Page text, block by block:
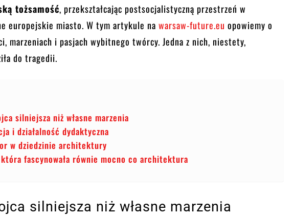
tożsamość, przekształcając postsocjalistyczną przestrzeń w
europejskie miasto. W tym artykule nawarsaw-future.eu opowiemy o
marzeniach i pasjach wybitnego twórcy. Jedna z nich, niestety,
do tragedii.
silniejsza niż własne marzenia
i działalność dydaktyczna
w dziedzinie architektury
która fascynowała równie mocno co architektura
silniejsza niż własne marzenia